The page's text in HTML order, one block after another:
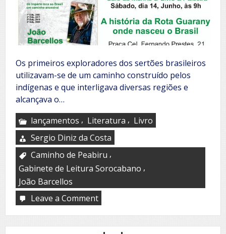
Os primeiros exploradores dos sertões brasileiros
utilizavam-se de um caminho construído pelos
indígenas e que interligava diversas regiões e
alcançava o…
lançamentos , Literatura , Livro
Sergio Diniz da Costa
Caminho de Peabiru ,
Gabinete de Leitura Sorocabano ,
João Barcellos
Leave a Commenton
do
Peabiru